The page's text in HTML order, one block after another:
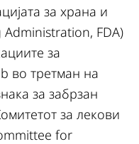
за храна и
FDA)
за
во третман на
за забрзан
за лекови
for